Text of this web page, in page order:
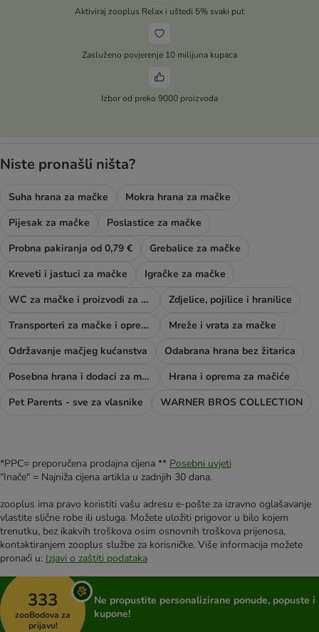
Aktiviraj zooplus Relax i uštedi 5% svaki put
Zasluženo povjerenje 10 milijuna kupaca
Izbor od preko 9000 proizvoda
Niste pronašli ništa?
Suha hrana za mačke
Mokra hrana za mačke
Pijesak za mačke
Poslastice za mačke
Probna pakiranja od 0,79 €
Grebalice za mačke
Kreveti i jastuci za mačke
Igračke za mačke
WC za mačke i proizvodi za njegu
Zdjelice, pojilice i hranilice
Transporteri za mačke i oprema za šetnju
Mreže i vrata za mačke
Održavanje mačjeg kućanstva
Odabrana hrana bez žitarica
Posebna hrana i dodaci za mačke
Hrana i oprema za mačiće
Pet Parents - sve za vlasnike
WARNER BROS COLLECTION
*PPC= preporučena prodajna cijena ** Posebni uvjeti
"Inače" = Najniža cijena artikla u zadnjih 30 dana.
zooplus ima pravo koristiti vašu adresu e-pošte za izravno oglašavanje
vlastite slične robe ili usluga. Možete uložiti prigovor u bilo kojem
trenutku, bez ikakvih troškova osim osnovnih troškova prijenosa,
kontaktiranjem zooplus službe za korisničke. Više informacija možete
pronaći u: Izjavi o zaštiti podataka
333
zooBodova za
prijavu!
Ne propustite personalizirane ponude, popuste i
kupone!